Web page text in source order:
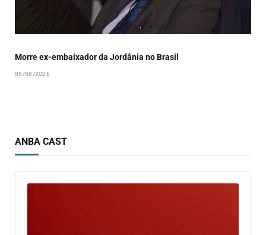
Morre ex-embaixador da Jordânia no Brasil
05/08/2026
ANBA CAST
Audio
Player